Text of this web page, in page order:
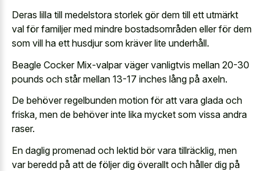
Deras lilla till medelstora storlek gör dem till ett utmärkt
val för familjer med mindre bostadsområden eller för dem
som vill ha ett husdjur som kräver lite underhåll.
Beagle Cocker Mix-valpar väger vanligtvis mellan 20-30
pounds och står mellan 13-17 inches lång på axeln.
De behöver regelbunden motion för att vara glada och
friska, men de behöver inte lika mycket som vissa andra
raser.
En daglig promenad och lektid bör vara tillräcklig, men
var beredd på att de följer dig överallt och håller dig på